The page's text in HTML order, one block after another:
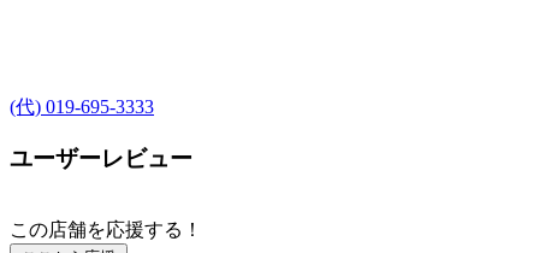
(代) 019-695-3333
ユーザーレビュー
この店舗を応援する！